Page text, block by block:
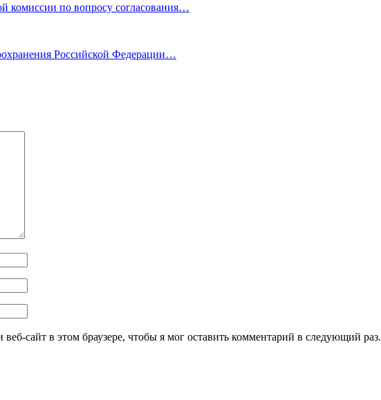
комиссии по вопросу согласования…
Российской Федерации…
сайт в этом браузере, чтобы я мог оставить комментарий в следующий раз.